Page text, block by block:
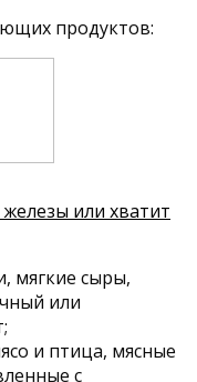
продуктов:
или хватит
мягкие сыры,
или
и птица, мясные
с